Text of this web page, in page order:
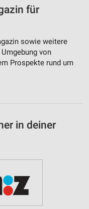
für
sowie weitere
von
Prospekte rund um
in deiner